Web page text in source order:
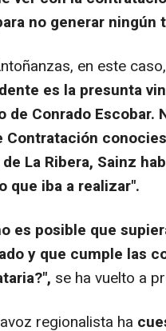
no generar ningún
en este
es la presunta
de Conrado Escobar.
Contratación
La Ribera, Sainz
que iba a realizar".
es posible que
y que cumple las
se ha vuelto a
regionalista ha